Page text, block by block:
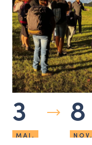
3
MAI.
8
NOV.